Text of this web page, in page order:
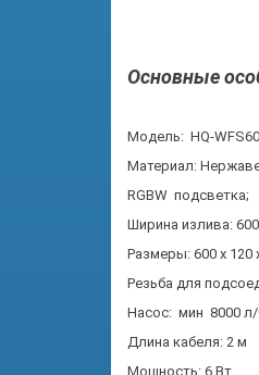
Основные
Модель: HQ-
Материал:
RGBW подсветка;
Ширина излива:
Размеры: 600 х 120
Резьба для
Насос: мин 8000 л/
Длина кабеля: 2 м
Мощность: 6 Вт